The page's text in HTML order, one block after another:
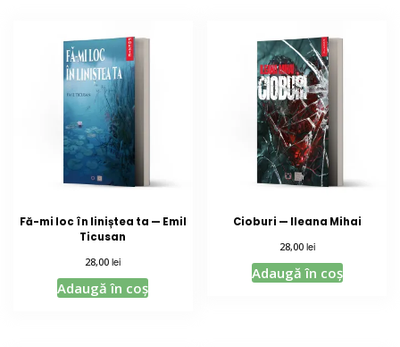
Fă-mi loc în liniștea ta — Emil
Ticusan
28,00lei
Adaugă în coș
Cioburi — Ileana Mihai
28,00 lei
Adaugă în coș